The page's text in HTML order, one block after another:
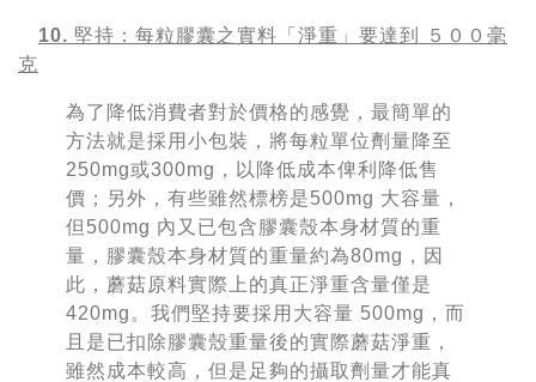
10. 堅持： 每粒膠囊之實料「淨重」要達到 ５００毫
克
為了降低消費者對於價格的感覺，最簡單的
方法就是採用小包裝，將每粒單位劑量降至
250mg或300mg，以降低成本俾利降低售
價；另外，有些雖然標榜是500mg 大容量，
但500mg 內又已包含膠囊殼本身材質的重
量，膠囊殼本身材質的重量約為80mg，因
此，蘑菇原料實際上的真正淨重含量僅是
420mg。我們堅持要採用大容量 500mg，而
且是已扣除膠囊殼重量後的實際蘑菇淨重，
雖然成本較高，但是足夠的攝取劑量才能真